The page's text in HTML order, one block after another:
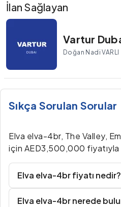
İlan Sağlayan
Vartur
Doğan Nadi VARLI
Sıkça Sorulan Sorular
Elva elva-4br, The Valley,
için AED3,500,000 fiyatıyla
Elva elva-4br fiyatı nedir?
Elva elva-4br nerede